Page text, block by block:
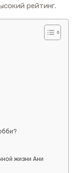
рейтинг.
жизни Ани